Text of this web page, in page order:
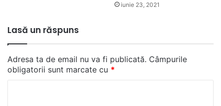
iunie 23, 2021
Lasă un răspuns
Adresa ta de email nu va fi publicată. Câmpurile
obligatorii sunt marcate cu *